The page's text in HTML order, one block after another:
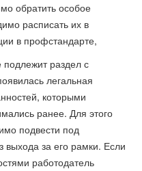
обратить особое
расписать их в
в профстандарте,
подлежит раздел с
легальная
которыми
ранее. Для этого
подвести под
за его рамки. Если
работодатель